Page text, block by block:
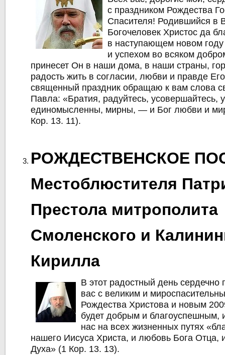
с праздником Рождества
Спасителя! Родившийся в
Богочеловек Христос да
в наступающем новом
и успехом во всяком
принесет Он в наши дома, в наши страны,
радость жить в согласии, любви и правде
священный праздник обращаю к вам слова
Павла: «Братия, радуйтесь, усовершайтесь,
единомысленны, мирны, ― и Бог любви и
Кор. 13. 11).
РОЖДЕСТВЕНСКОЕ
Местоблюстителя
Престола митрополита
Смоленского и
Кирилла
В этот радостный день сердечно
вас с великим и
Рождества Христова и новым
будет добрым и благоуспешным,
нас на всех жизненных путях
нашего Иисуса Христа, и любовь Бога Отца,
Духа» (1 Кор. 13. 13).